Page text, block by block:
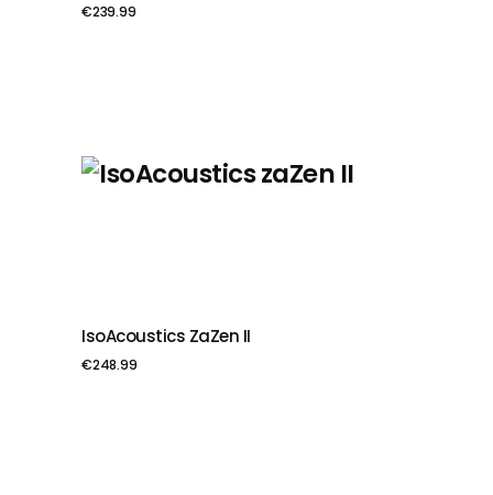
€239.99
PIEVIENOT GROZAM
IsoAcoustics ZaZen II
€248.99